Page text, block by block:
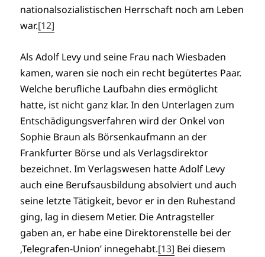
nationalsozialistischen Herrschaft noch am Leben
war.[12]
Als Adolf Levy und seine Frau nach Wiesbaden
kamen, waren sie noch ein recht begütertes Paar.
Welche berufliche Laufbahn dies ermöglicht
hatte, ist nicht ganz klar. In den Unterlagen zum
Entschädigungsverfahren wird der Onkel von
Sophie Braun als Börsenkaufmann an der
Frankfurter Börse und als Verlagsdirektor
bezeichnet. Im Verlagswesen hatte Adolf Levy
auch eine Berufsausbildung absolviert und auch
seine letzte Tätigkeit, bevor er in den Ruhestand
ging, lag in diesem Metier. Die Antragsteller
gaben an, er habe eine Direktorenstelle bei der
‚Telegrafen-Union’ innegehabt.[13] Bei diesem